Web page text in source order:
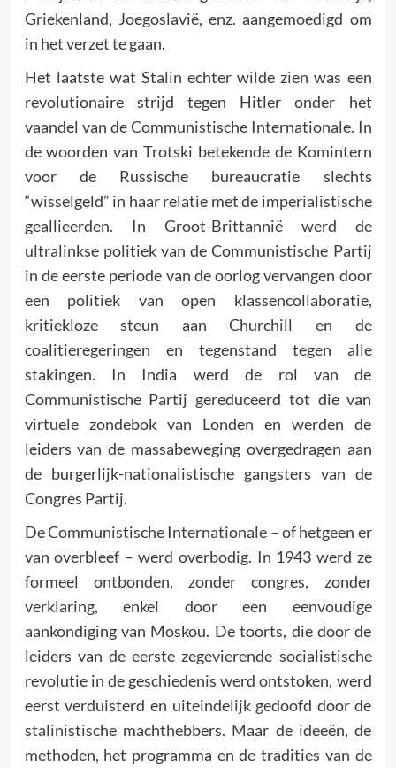
Griekenland, Joegoslavië, enz. aangemoedigd om
in het verzet te gaan.
Het laatste wat Stalin echter wilde zien was een
revolutionaire strijd tegen Hitler onder het
vaandel van de Communistische Internationale. In
de woorden van Trotski betekende de Komintern
voor de Russische bureaucratie slechts
“wisselgeld” in haar relatie met de imperialistische
geallieerden. In Groot-Brittannië werd de
ultralinkse politiek van de Communistische Partij
in de eerste periode van de oorlog vervangen door
een politiek van open klassencollaboratie,
kritiekloze steun aan Churchill en de
coalitieregeringen en tegenstand tegen alle
stakingen. In India werd de rol van de
Communistische Partij gereduceerd tot die van
virtuele zondebok van Londen en werden de
leiders van de massabeweging overgedragen aan
de burgerlijk-nationalistische gangsters van de
Congres Partij.
De Communistische Internationale – of hetgeen er
van overbleef – werd overbodig. In 1943 werd ze
formeel ontbonden, zonder congres, zonder
verklaring, enkel door een eenvoudige
aankondiging van Moskou. De toorts, die door de
leiders van de eerste zegevierende socialistische
revolutie in de geschiedenis werd ontstoken, werd
eerst verduisterd en uiteindelijk gedoofd door de
stalinistische machthebbers. Maar de ideeën, de
methoden, het pro­gramma en de tradities van de